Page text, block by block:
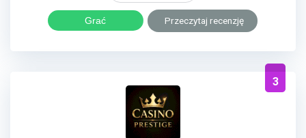
Grać Przeczytaj recenzję
3